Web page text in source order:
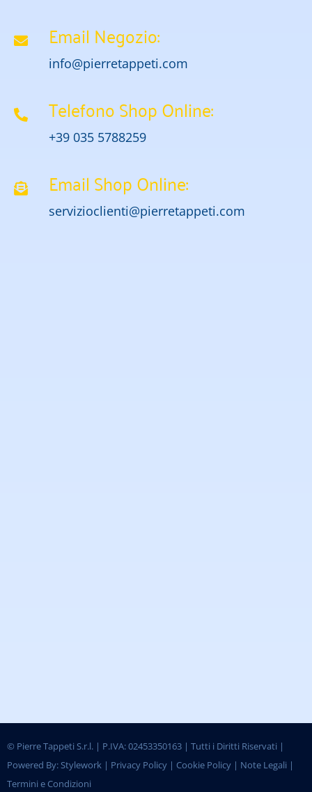
Email Negozio:
info@pierretappeti.com
Telefono Shop Online:
+39 035 5788259
Email Shop Online:
servizioclienti@pierretappeti.com
© Pierre Tappeti S.r.l. | P.IVA: 02453350163 | Tutti i Diritti Riservati |
Powered By:Stylework| Privacy Policy| Cookie Policy| Note Legali |
Termini e Condizioni